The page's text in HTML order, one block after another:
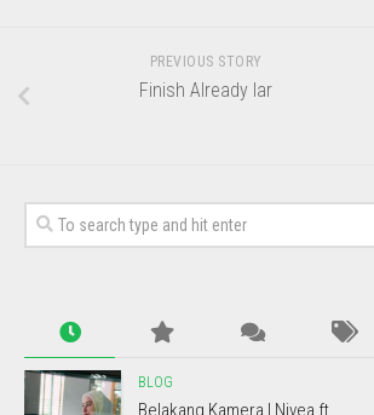
PREVIOUS STORY
Finish Already lar
BLOG
Belakang Kamera | Nivea ft.